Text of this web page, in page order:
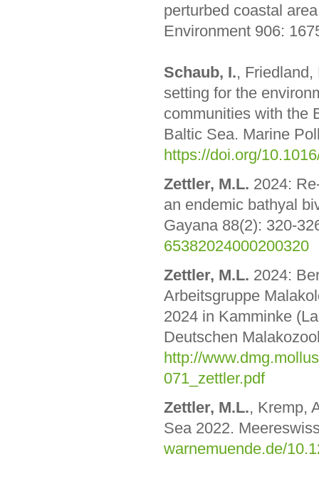
perturbed coastal
Environment 906:
Schaub, I.,
setting for the
communities with the
Baltic Sea. Marine
https://doi.org/
Zettler, M.L. 2024:
an endemic bathyal
Gayana 88(2): 320-
65382024000200320
Zettler, M.L. 2024:
Arbeitsgruppe
2024 in Kamminke
Deutschen
http://
071_zettler.pdf
Zettler, M.L., Kremp,
Sea 2022.
warnemuende.de/